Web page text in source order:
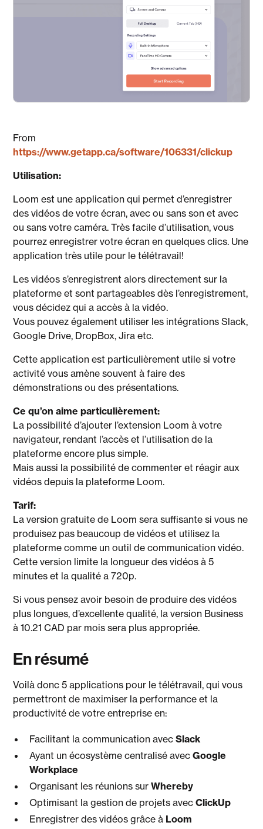
From
https://www.getapp.ca/software/106331/clickup
Utilisation:
Loom est une application qui permet d’enregistrer
des vidéos de votre écran, avec ou sans son et avec
ou sans votre caméra. Très facile d’utilisation, vous
pourrez enregistrer votre écran en quelques clics. Une
application très utile pour le télétravail!
Les vidéos s’enregistrent alors directement sur la
plateforme et sont partageables dès l’enregistrement,
vous décidez qui a accès à la vidéo.
Vous pouvez également utiliser les intégrations Slack,
Google Drive, DropBox, Jira etc.
Cette application est particulièrement utile si votre
activité vous amène souvent à faire des
démonstrations ou des présentations.
Ce qu’on aime particulièrement:
La possibilité d’ajouter l’extension Loom à votre
navigateur, rendant l’accès et l’utilisation de la
plateforme encore plus simple.
Mais aussi la possibilité de commenter et réagir aux
vidéos depuis la plateforme Loom.
Tarif:
La version gratuite de Loom sera suffisante si vous ne
produisez pas beaucoup de vidéos et utilisez la
plateforme comme un outil de communication vidéo.
Cette version limite la longueur des vidéos à 5
minutes et la qualité a 720p.
Si vous pensez avoir besoin de produire des vidéos
plus longues, d’excellente qualité, la version Business
à 10.21 CAD par mois sera plus appropriée.
En résumé
Voilà donc 5 applications pour le télétravail, qui vous
permettront de maximiser la performance et la
productivité de votre entreprise en:
Facilitant la communication avecSlack
Ayant un écosystème centralisé avecGoogle
Workplace
Organisant les réunions surWhereby
Optimisant la gestion de projets avecClickUp
Enregistrer des vidéos grâce à Loom